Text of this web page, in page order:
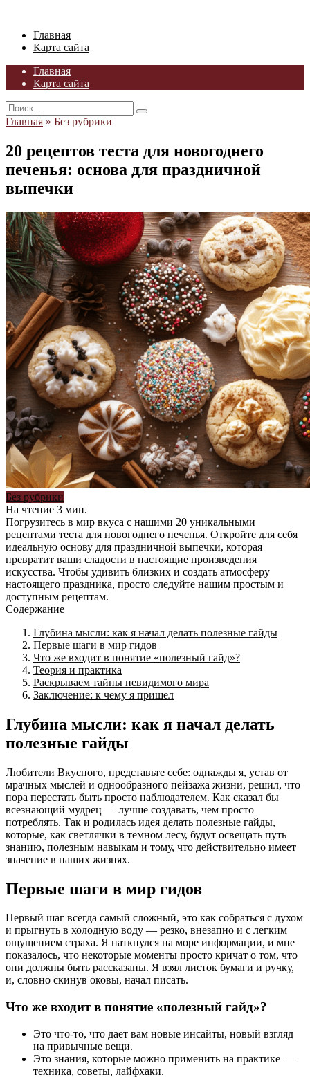
contentГлавная
Карта сайта
Главная
Карта сайта
Search
for:
Главная » Без рубрики
20 рецептов теста для новогоднего
печенья: основа для праздничной
выпечки
Без рубрики
На чтение 3 мин.
Погрузитесь в мир вкуса с нашими 20 уникальными
рецептами теста для новогоднего печенья. Откройте для себя
идеальную основу для праздничной выпечки, которая
превратит ваши сладости в настоящие произведения
искусства. Чтобы удивить близких и создать атмосферу
настоящего праздника, просто следуйте нашим простым и
доступным рецептам.
Содержание
Глубина мысли: как я начал делать полезные гайды
Первые шаги в мир гидов
Что же входит в понятие «полезный гайд»?
Теория и практика
Раскрываем тайны невидимого мира
Заключение: к чему я пришел
Глубина мысли: как я начал делать
полезные гайды
Любители Вкусного, представьте себе: однажды я, устав от
мрачных мыслей и однообразного пейзажа жизни, решил, что
пора перестать быть просто наблюдателем. Как сказал бы
всезнающий мудрец — лучше создавать, чем просто
потреблять. Так и родилась идея делать полезные гайды,
которые, как светлячки в темном лесу, будут освещать путь
знанию, полезным навыкам и тому, что действительно имеет
значение в наших жизнях.
Первые шаги в мир гидов
Первый шаг всегда самый сложный, это как собраться с духом
и прыгнуть в холодную воду — резко, внезапно и с легким
ощущением страха. Я наткнулся на море информации, и мне
показалось, что некоторые моменты просто кричат о том, что
они должны быть рассказаны. Я взял листок бумаги и ручку,
и, словно скинув оковы, начал писать.
Что же входит в понятие «полезный гайд»?
Это что-то, что дает вам новые инсайты, новый взгляд
на привычные вещи.
Это знания, которые можно применить на практике —
техника, советы, лайфхаки.